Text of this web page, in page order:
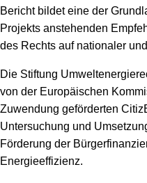
Wasserstoff
Infomaterial
Schriften zum
Bericht bildet eine der
Projekts anstehenden
des Rechts auf nationaler
Die Stiftung
von der Europäischen
Zuwendung geförderten
Untersuchung und
Förderung der
Energieeffizienz.